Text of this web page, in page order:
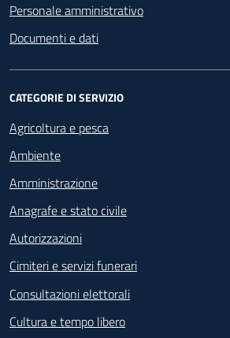
Personale amministrativo
Documenti e dati
CATEGORIE DI SERVIZIO
Agricoltura e pesca
Ambiente
Amministrazione
Anagrafe e stato civile
Autorizzazioni
Cimiteri e servizi funerari
Consultazioni elettorali
Cultura e tempo libero